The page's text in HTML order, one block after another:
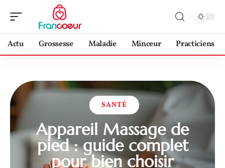
Actu Grossesse Maladie Minceur Practiciens
SANTÉ
Appareil Massage de
pied : guide complet
pour bien choisir